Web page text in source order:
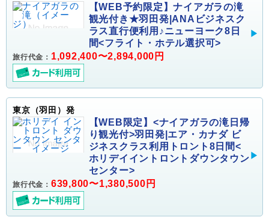
【WEB予約限定】ナイアガラの滝
観光付き★羽田発|ANAビジネスク
ラス直行便利用♪ニューヨーク8日
間<フライト・ホテル選択可>
旅行代金： 1,092,400〜2,894,000円
東京（羽田）発
【WEB限定】<ナイアガラの滝日帰
り観光付>羽田発|エア・カナダ ビ
ジネスクラス利用トロント8日間<
ホリデイイントロントダウンタウン
センター>
旅行代金： 639,800〜1,380,500円